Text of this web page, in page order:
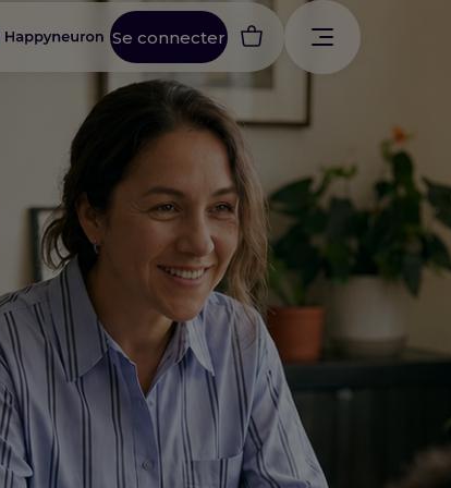
Se connecter